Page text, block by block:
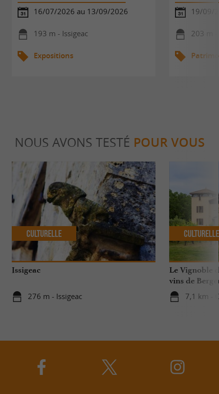
16/07/2026 au 13/09/2026
193 m - Issigeac
Expositions
19/09/
203 m -
NOUS AVONS TESTÉ POUR VOUS
Issigeac
276 m - Issigeac
Culturelle
Le Vignoble
vins de
7,1 km -
Culturelle